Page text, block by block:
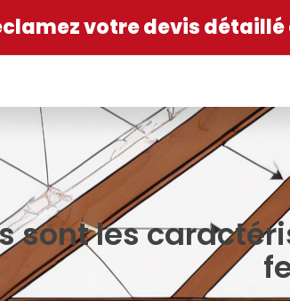
votre devis
sont les